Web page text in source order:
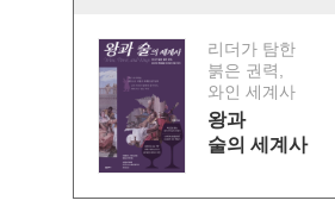
리더가 탐한
붉은 권력,
와인 세계사
왕과
술의 세계사